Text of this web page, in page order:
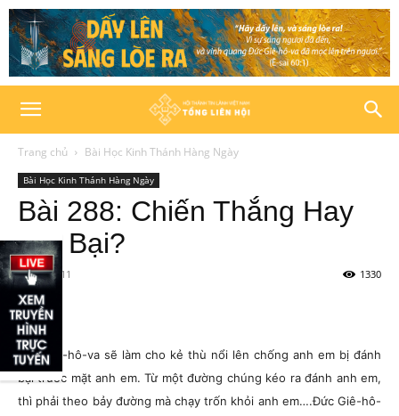
Trang chủ Bài Học Kinh Thánh Hàng Ngày
Bài Học Kinh Thánh Hàng Ngày
Bài 288: Chiến Thắng Hay
Đại Bại?
06/10/2011 1330
Đức Giê-hô-va sẽ làm cho kẻ thù nổi lên chống anh em bị đánh
bại trước mặt anh em. Từ một đường chúng kéo ra đánh anh em,
thì phải theo bảy đường mà chạy trốn khỏi anh em….Đức Giê-hô-